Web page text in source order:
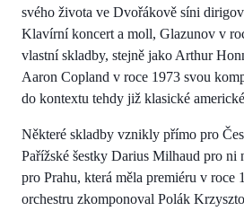
svého života ve Dvořákově síni
Klavírní koncert a moll, Glazunov v
vlastní skladby, stejně jako Arthur
Aaron Copland v roce 1973 svou
do kontextu tehdy již klasické
Některé skladby vznikly přímo pro
Pařížské šestky Darius Milhaud pro ni
pro Prahu, která měla premiéru v roce
orchestru zkomponoval Polák